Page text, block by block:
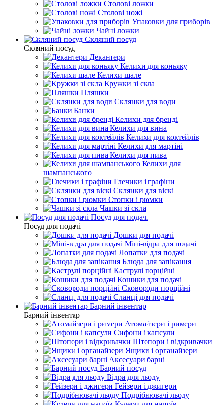
Столові ложки
Столові ножі
Упаковки для приборів
Чайні ложки
Скляний посуд
Скляний посуд
Декантери
Келихи для коньяку
Келихи шале
Кружки зі скла
Пляшки
Склянки для води
Банки
Келихи для бренді
Келихи для вина
Келихи для коктейлів
Келихи для мартіні
Келихи для пива
Келихи для
шампанського
Глечики і графіни
Склянки для віскі
Стопки і рюмки
Чашки зі скла
Посуд для подачі
Посуд для подачі
Дошки для подачі
Міні-відра для подачі
Лопатки для подачі
Блюда для запікання
Каструлі порційні
Кошики для подачі
Сковороди порційні
Сланці для подачі
Барний інвентар
Барний інвентар
Атомайзери і римери
Сифони і капсули
Штопори і відкривачки
Ящики і органайзери
Аксесуари барні
Барний посуд
Відра для льоду
Гейзери і джигери
Подрібнювачі льоду